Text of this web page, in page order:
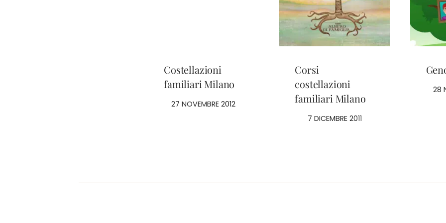
Costellazioni
familiari Milano
27 NOVEMBRE 2012
Corsi
costellazioni
familiari Milano
7 DICEMBRE 2011
28